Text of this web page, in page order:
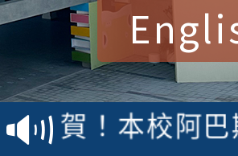
賀！本校參
賽 洪綺君教
賀！本校阿